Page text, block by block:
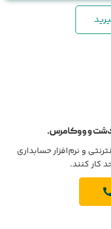
دشت و ووکامرس.
و نرم‌افزار حسابداری
کار کنند.